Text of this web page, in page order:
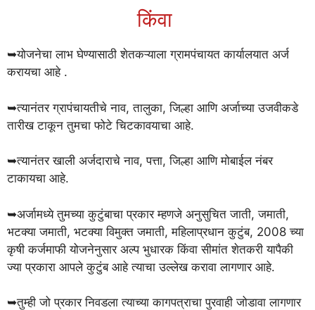
किंवा
➥योजनेचा लाभ घेण्यासाठी शेतकऱ्याला ग्रामपंचायत कार्यालयात अर्ज
करायचा आहे .
➥त्यानंतर ग्रापंचायतीचे नाव, तालुका, जिल्हा आणि अर्जाच्या उजवीकडे
तारीख टाकून तुमचा फोटे चिटकावयाचा आहे.
➥त्यानंतर खाली अर्जदाराचे नाव, पत्ता, जिल्हा आणि मोबाईल नंबर
टाकायचा आहे.
➥अर्जामध्ये तुमच्या कुटुंबाचा प्रकार म्हणजे अनुसुचित जाती, जमाती,
भटक्या जमाती, भटक्या विमुक्त जमाती, महिलाप्रधान कुटुंब, 2008 च्या
कृषी कर्जमाफी योजनेनुसार अल्प भुधारक किंवा सीमांत शेतकरी यापैकी
ज्या प्रकारा आपले कुटुंब आहे त्याचा उल्लेख करावा लागणार आहे.
➥तुम्ही जो प्रकार निवडला त्याच्या कागपत्राचा पुरवाही जोडावा लागणार